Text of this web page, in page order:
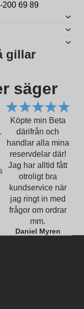
200 69 89
gillar
säger
Köpte min Beta
därifrån och
handlar alla mina
reservdelar där!
Jag har alltid fått
otroligt bra
kundservice när
jag ringt in med
frågor om ordrar
mm.
Daniel Myren